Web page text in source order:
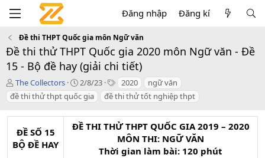
Đăng nhập Đăng kí
Đề thi THPT Quốc gia môn Ngữ văn
Đề thi thử THPT Quốc gia 2020 môn Ngữ văn - Đề
15 - Bộ đề hay (giải chi tiết)
T
á
c
ả
The Collectors
C
r
e
t
2/8/23
T
a
g
2020
ngữ văn
đề thi thử thpt quốc gia
đề thi thử tốt nghiệp thpt
ĐỀ SỐ 15
BỘ ĐỀ HAY
ĐỀ THI THỬ THPT QUỐC GIA 2019 – 2020
MÔN THI: NGỮ VĂN
Thời gian làm bài: 120 phút